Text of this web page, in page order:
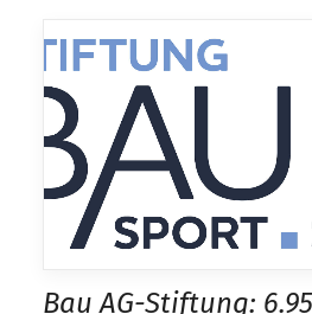
Bau AG-Stiftung: